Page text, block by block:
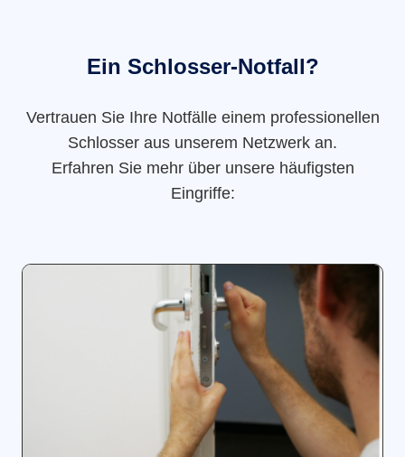
Ein Schlosser-Notfall?
Vertrauen Sie Ihre Notfälle einem professionellen
Schlosser aus unserem Netzwerk an.
Erfahren Sie mehr über unsere häufigsten
Eingriffe: